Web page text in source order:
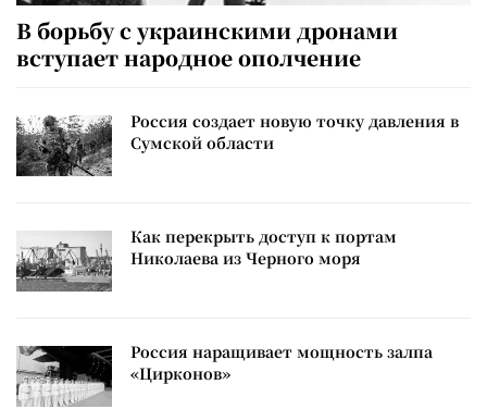
В борьбу с украинскими дронами
вступает народное ополчение
Россия создает новую точку давления в
Сумской области
Как перекрыть доступ к портам
Николаева из Черного моря
Россия наращивает мощность залпа
«Цирконов»